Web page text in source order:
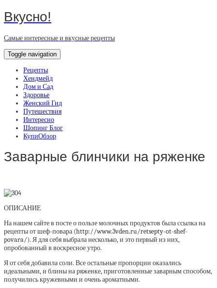
Вкусно!
Самые интересные и вкусные рецепты
Toggle navigation
Рецепты
Хендмейд
Дом и Сад
Здоровье
Женский Гид
Путешествия
Интересно
Шопинг Блог
КупиОбзор
Заварные блинчики на ряженке
ОПИСАНИЕ
На нашем сайте в посте о пользе молочных продуктов была ссылка на
рецепты от шеф-повара (http://www.3vden.ru/retsepty-ot-shef-
povara/). Я для себя выбрала несколько, и это первый из них,
опробованный в воскресное утро.
Я от себя добавила соли. Все остальные пропорции оказались
идеальными, и блины на ряженке, приготовленные заварным способом,
получились кружевными и очень ароматными.